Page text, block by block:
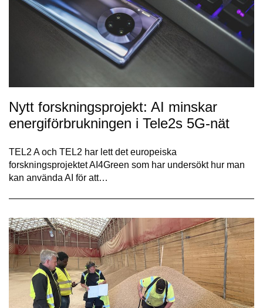
Nytt forskningsprojekt: AI minskar
energiförbrukningen i Tele2s 5G-nät
TEL2 A och TEL2 har lett det europeiska
forskningsprojektet AI4Green som har undersökt hur man
kan använda AI för att…